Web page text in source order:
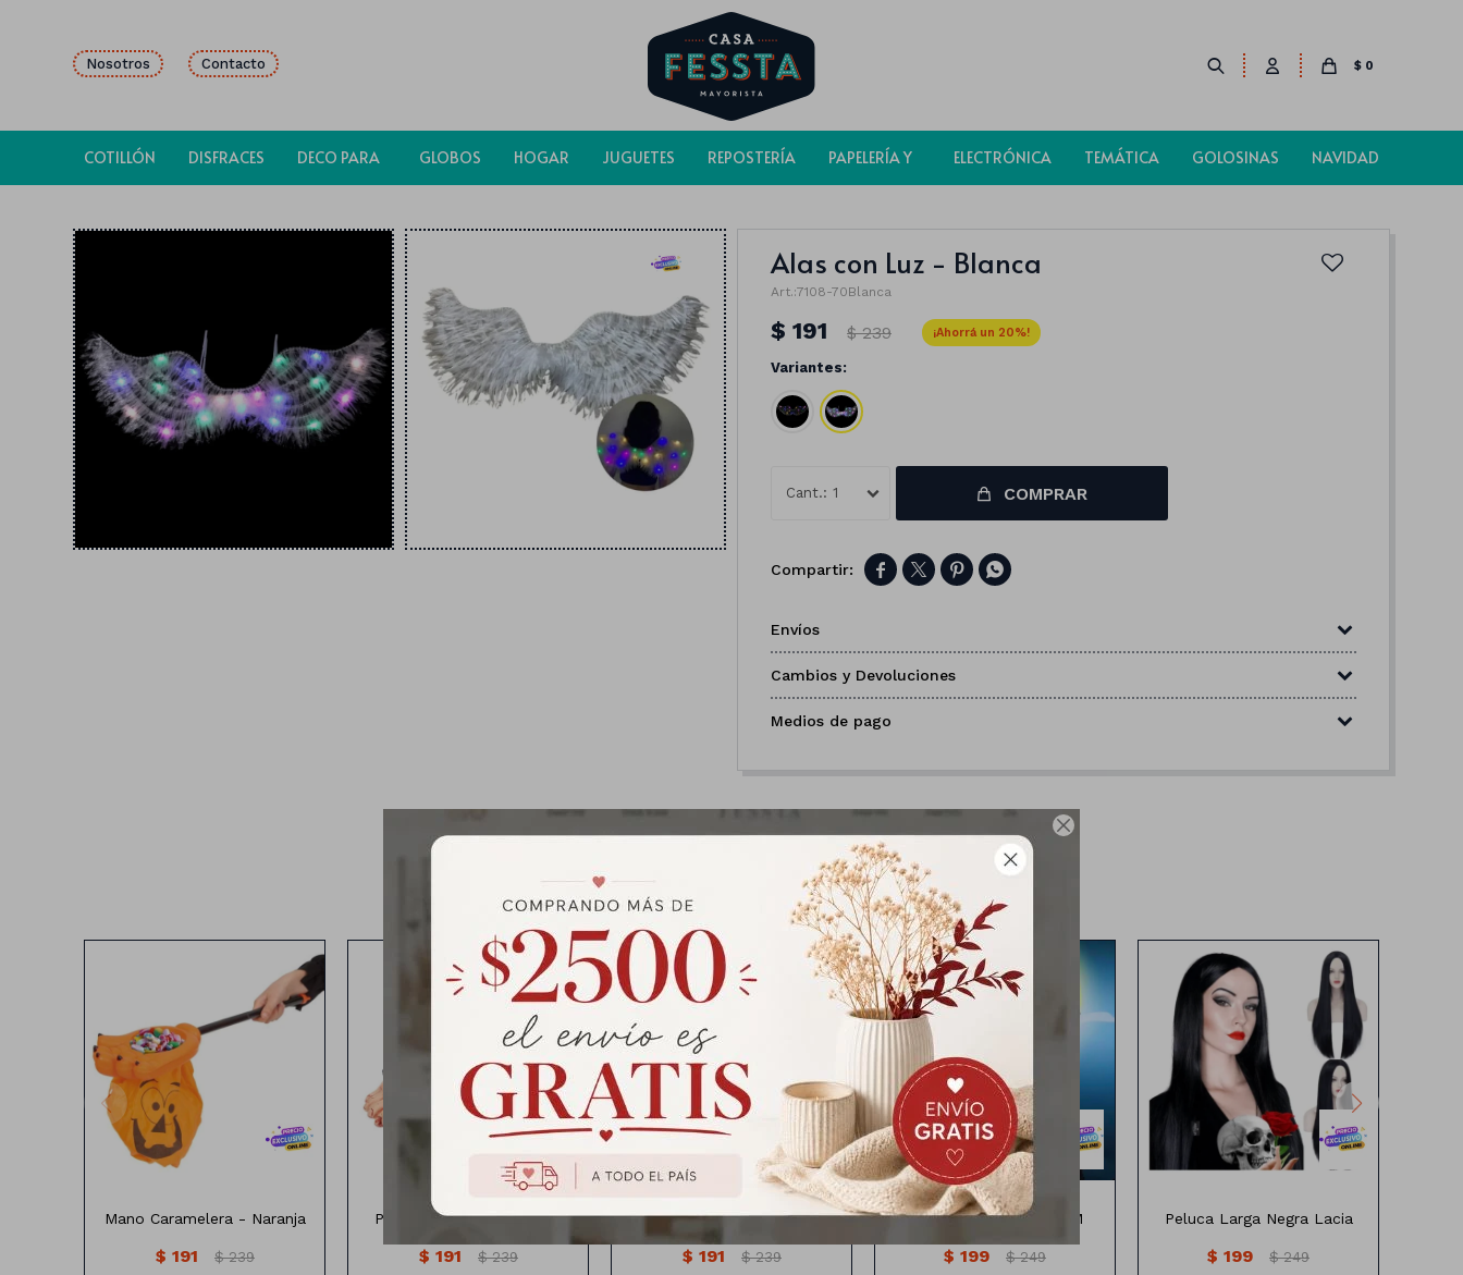

COTILLÓN DISFRACES DECO PARA GLOBOS HOGAR JUGUETES REPOSTERÍA PAPELERÍA Y ELECTRÓNICA TEMÁTICA GOLOSINAS NAVIDAD
$ 0
Nosotros Contacto
Alas con Luz - Blanca
7108-70Blanca
$ 191 $ 239 20
Variantes:
1 COMPRAR
   
Envíos
Cambios y Devoluciones
Medios de pago
Productos que te pueden interesar
Mano Caramelera - Naranja
$ 191 $ 239
Pie Sangriento Halloween
$ 191 $ 239
Monedas de oro de juguete
Monedas de Oro Fantasia
$ 191 $ 239
Disfraz de zombi de 80CM
Disfraz de Zombi 80CM
$ 199 $ 249
imagen ilustrativa
Peluca Larga Negra Lacia
$ 199 $ 249